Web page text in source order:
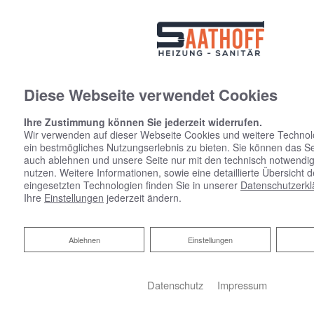
INDIVIDUELLE
HEIZSYSTEME
Diese Webseite verwendet Cookies
Ihre Zustimmung können Sie jederzeit widerrufen.
Wir verwenden auf dieser Webseite Cookies und weitere
ein bestmögliches Nutzungserlebnis zu bieten. Sie können das
auch ablehnen und unsere Seite nur mit den technisch
nutzen. Weitere Informationen, sowie eine detaillierte Übersicht
eingesetzten Technologien finden Sie in unserer
Ihre Einstellungen jederzeit ändern.
Einstellungen
Ablehnen
Ablehnen
Datenschutz Impressum